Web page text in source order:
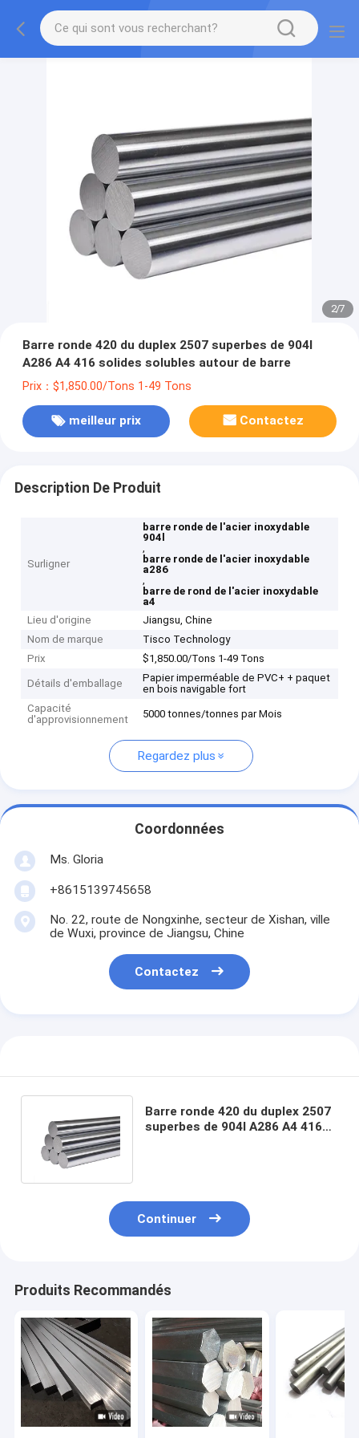
2/7
Barre ronde 420 du duplex 2507 superbes de 904l
A286 A4 416 solides solubles autour de barre
Prix：$1,850.00/Tons 1-49 Tons
meilleur prix Contactez
Description De Produit
Surligner
barre ronde de l'acier inoxydable
904l
,
barre ronde de l'acier inoxydable
a286
,
barre de rond de l'acier inoxydable
a4
Lieu d'origine
Jiangsu, Chine
Nom de marque
Tisco Technology
Prix
$1,850.00/Tons 1-49 Tons
Détails d'emballage
Papier imperméable de PVC+ + paquet
en bois navigable fort
Capacité
d'approvisionnement
5000 tonnes/tonnes par Mois
Regardez plus
Coordonnées
Ms. Gloria
+8615139745658
No. 22, route de Nongxinhe, secteur de Xishan, ville
de Wuxi, province de Jiangsu, Chine
Contactez
Barre ronde 420 du duplex 2507
superbes de 904l A286 A4 416
Continuer
Produits Recommandés